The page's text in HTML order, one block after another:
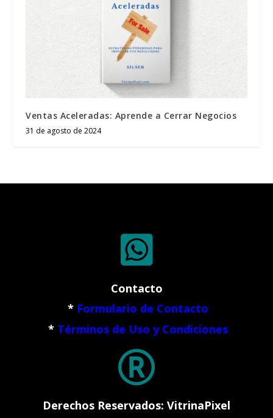
Ventas Aceleradas: Aprende a Cerrar Negocios
31 de agosto de 2024

Contacto
* Formulario de Contacto
* Términos de Uso y Condiciones

Derechos Reservados: VitrinaPixel